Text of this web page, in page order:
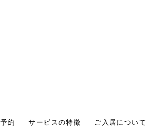
約 サービスの特徴 ご入居について